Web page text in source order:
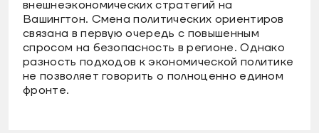
внешнеэкономических стратегий на
Вашингтон. Смена политических ориентиров
связана в первую очередь с повышенным
спросом на безопасность в регионе. Однако
разность подходов к экономической политике
не позволяет говорить о полноценно едином
фронте.